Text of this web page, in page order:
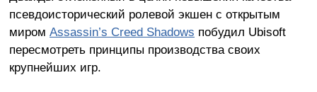
псевдоисторический ролевой экшен с открытым
миром Assassin’s Creed Shadows побудил Ubisoft
пересмотреть принципы производства своих
крупнейших игр.